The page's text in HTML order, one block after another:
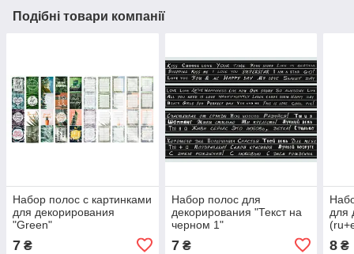
Подібні товари компанії
Набор полос с картинками
для декорирования
"Green"
7 ₴
Набор полос для
декорирования "Текст на
черном 1"
7₴
для
8 ₴